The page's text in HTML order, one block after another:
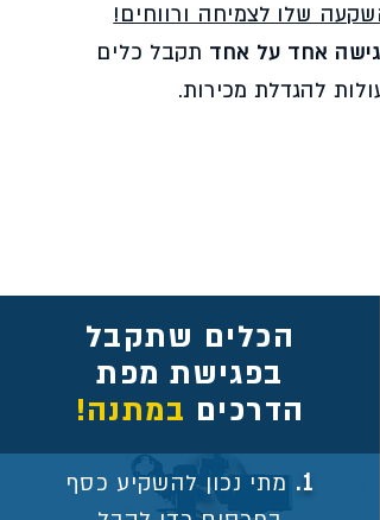
שלו לצמיחה ורווחים!
אחד על אחד תקבל כלים
להגדלת מכירות.
הכלים שתקבל
בפגישת מפת
הדרכים במתנה!
1. מתי נכון להשקיע כסף